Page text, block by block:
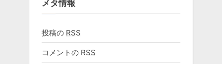
メタ情報
投稿の RSS
コメントの RSS